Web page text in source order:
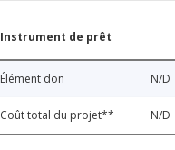
Instrument de prêt
Élément don N/D
Coût total du projet** N/D